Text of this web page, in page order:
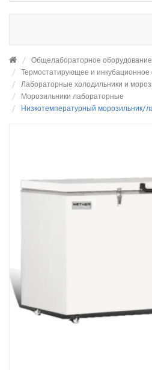
Общелабораторное оборудование
Термостатирующее и инкубационное
Лабораторные холодильники и
Морозильники лабораторные
Низкотемпературный морозильник/